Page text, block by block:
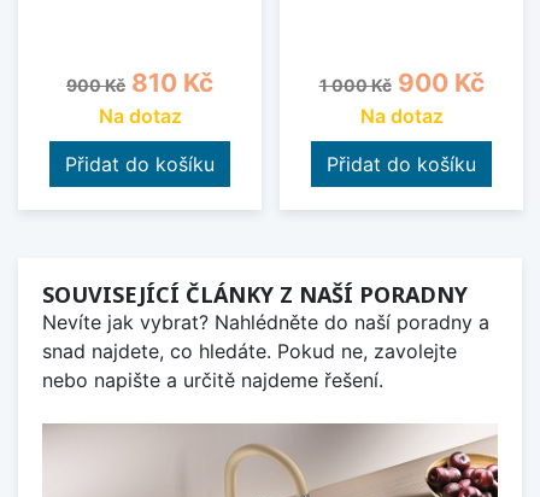
Běžná cena
900 Kč Cena
810 Kč
Na dotaz
Přidat do košíku
Běžná cena
1 000 Kč Cena
900 Kč
Na dotaz
Přidat do košíku
SOUVISEJÍCÍ ČLÁNKY Z NAŠÍ PORADNY
Nevíte jak vybrat? Nahlédněte do naší poradny a
snad najdete, co hledáte. Pokud ne, zavolejte
nebo napište a určitě najdeme řešení.